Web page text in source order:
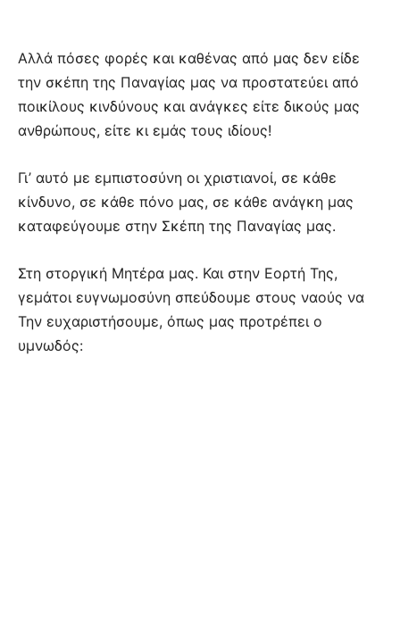
Αλλά πόσες φορές και καθένας από μας δεν είδε
την σκέπη της Παναγίας μας να προστατεύει από
ποικίλους κινδύνους και ανάγκες είτε δικούς μας
ανθρώπους, είτε κι εμάς τους ιδίους!
Γι’ αυτό με εμπιστοσύνη οι χριστιανοί, σε κάθε
κίνδυνο, σε κάθε πόνο μας, σε κάθε ανάγκη μας
καταφεύγουμε στην Σκέπη της Παναγίας μας.
Στη στοργική Μητέρα μας. Και στην Εορτή Της,
γεμάτοι ευγνωμοσύνη σπεύδουμε στους ναούς να
Την ευχαριστήσουμε, όπως μας προτρέπει ο
υμνωδός: